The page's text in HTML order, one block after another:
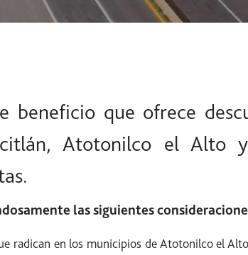
beneficio que ofrece
Atotonilco el Alto
las siguientes
radican en los municipios de Atotonilco el